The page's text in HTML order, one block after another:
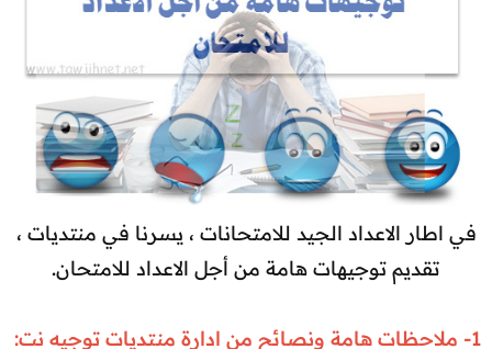
في اطار الاعداد الجيد للامتحانات ، يسرنا في منتديات ،
تقديم توجيهات هامة من أجل الاعداد للامتحان.​
1- ملاحظات هامة ونصائح من ادارة منتديات توجيه نت: